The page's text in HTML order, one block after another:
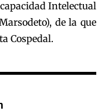
Intelectual
de la que
Cospedal.